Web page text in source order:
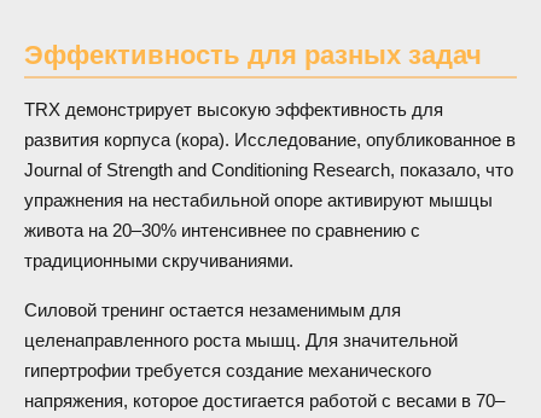
Эффективность для разных задач
TRX демонстрирует высокую эффективность для
развития корпуса (кора). Исследование, опубликованное в
Journal of Strength and Conditioning Research, показало, что
упражнения на нестабильной опоре активируют мышцы
живота на 20–30% интенсивнее по сравнению с
традиционными скручиваниями.
Силовой тренинг остается незаменимым для
целенаправленного роста мышц. Для значительной
гипертрофии требуется создание механического
напряжения, которое достигается работой с весами в 70–